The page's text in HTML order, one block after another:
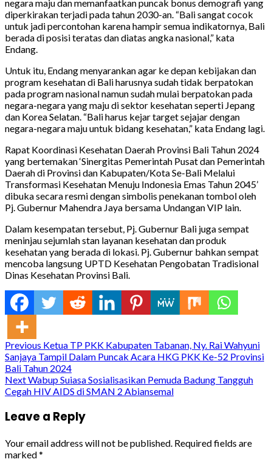
negara maju dan memanfaatkan puncak bonus demografi yang
diperkirakan terjadi pada tahun 2030-an. “Bali sangat cocok
untuk jadi percontohan karena hampir semua indikatornya, Bali
berada di posisi teratas dan diatas angka nasional,” kata
Endang.
Untuk itu, Endang menyarankan agar ke depan kebijakan dan
program kesehatan di Bali harusnya sudah tidak berpatokan
pada program nasional namun sudah mulai berpatokan pada
negara-negara yang maju di sektor kesehatan seperti Jepang
dan Korea Selatan. “Bali harus kejar target sejajar dengan
negara-negara maju untuk bidang kesehatan,” kata Endang lagi.
Rapat Koordinasi Kesehatan Daerah Provinsi Bali Tahun 2024
yang bertemakan ‘Sinergitas Pemerintah Pusat dan Pemerintah
Daerah di Provinsi dan Kabupaten/Kota Se-Bali Melalui
Transformasi Kesehatan Menuju Indonesia Emas Tahun 2045’
dibuka secara resmi dengan simbolis penekanan tombol oleh
Pj. Gubernur Mahendra Jaya bersama Undangan VIP lain.
Dalam kesempatan tersebut, Pj. Gubernur Bali juga sempat
meninjau sejumlah stan layanan kesehatan dan produk
kesehatan yang berada di lokasi. Pj. Gubernur bahkan sempat
mencoba langsung UPTD Kesehatan Pengobatan Tradisional
Dinas Kesehatan Provinsi Bali.
Continue
Reading
Previous Ketua TP PKK Kabupaten Tabanan, Ny. Rai Wahyuni
Sanjaya Tampil Dalam Puncak Acara HKG PKK Ke-52 Provinsi
Bali Tahun 2024
NextWabup Suiasa Sosialisasikan Pemuda Badung Tangguh
Cegah HIV AIDS di SMAN 2 Abiansemal
Leave a Reply
Your email address will not be published. Required fields are
marked*